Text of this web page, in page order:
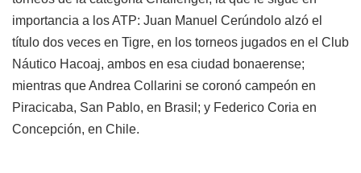
importancia a los ATP: Juan Manuel Cerúndolo alzó el
título dos veces en Tigre, en los torneos jugados en el Club
Náutico Hacoaj, ambos en esa ciudad bonaerense;
mientras que Andrea Collarini se coronó campeón en
Piracicaba, San Pablo, en Brasil; y Federico Coria en
Concepción, en Chile.